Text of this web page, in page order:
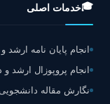
🎓خدمات اصلی
انجام پایان نامه ارشد
انجام پروپوزال ارشد و
نگارش مقاله دانشجویی